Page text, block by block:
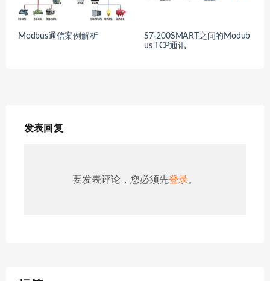
Modbus通信案例解析
S7-200SMART之间的Modub
us TCP通讯
发表回复
要发表评论，您必须先登录。